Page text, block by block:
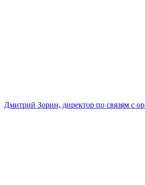
Дмитрий Зорин, директор по связям с